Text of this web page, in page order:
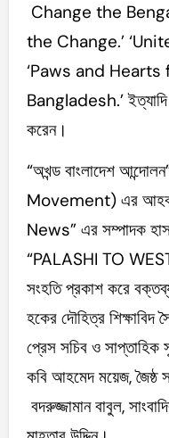
Change the
the Change.’
‘Paws and
Bangladesh.’ ইত্যাদি
করেন।
“অখন্ড বাংলাদেশ
Movement) এর
News” এর সম্পাদক
“PALASHI TO
সংহতি প্রকাশ করে
হকের দৌহিত্র শিক্ষাবিদ
প্রেস সচিব ও
কবি আহমেদ ময়েজ, জৈষ্ঠ
বদরুজ্জামান বাবুল,